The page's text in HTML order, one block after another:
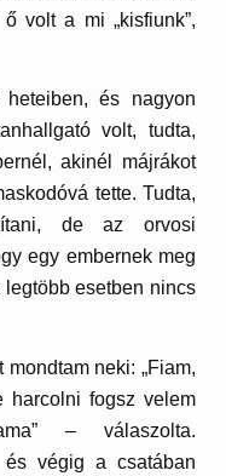
volt a mi „kisfiunk”,
és nagyon
volt, tudta,
akinél májrákot
tette. Tudta,
de az orvosi
egy embernek meg
esetben nincs
neki: „Fiam,
harcolni fogsz velem
– válaszolta.
és végig a csatában